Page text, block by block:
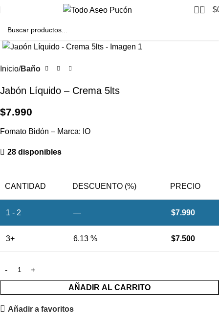
0 $
Clic para agrandar
Inicio Baño
Jabón Líquido – Crema 5lts
$7.990
Fomato Bidón – Marca: IO
28 disponibles
CANTIDAD DESCUENTO (%) PRECIO
1 - 2 — $7.990
3+ 6.13 % $7.500
AÑADIR AL CARRITO
Añadir a favoritos